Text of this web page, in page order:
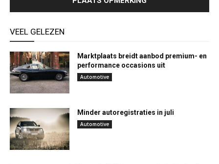
VEEL GELEZEN
Marktplaats breidt aanbod premium- en
performance occasions uit
Automotive
Minder autoregistraties in juli
Automotive